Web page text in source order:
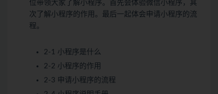
位带领大家了解小程序。首先会体验微信小程序，其
次了解小程序的作用。最后一起体会申请小程序的流
程。
2-1 小程序是什么
2-2 小程序的作用
2-3 申请小程序的流程